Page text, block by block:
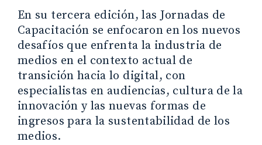
En su tercera edición, las Jornadas de
Capacitación se enfocaron en los nuevos
desafíos que enfrenta la industria de
medios en el contexto actual de
transición hacia lo digital, con
especialistas en audiencias, cultura de la
innovación y las nuevas formas de
ingresos para la sustentabilidad de los
medios.